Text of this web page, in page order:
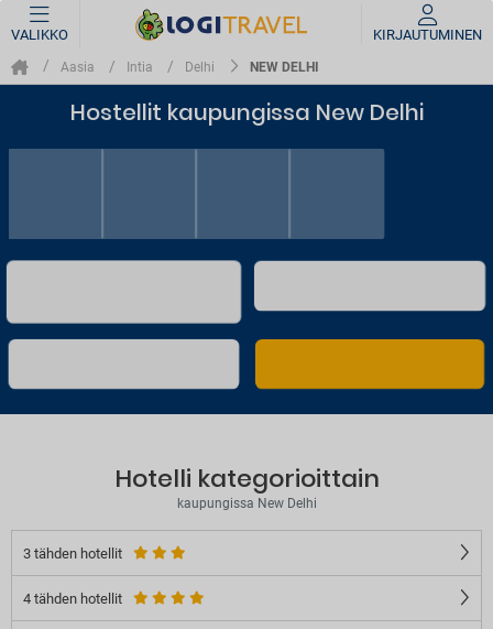
VALIKKO KIRJAUTUMINEN
Aasia Intia Delhi NEW DELHI
Hostellit kaupungissa New Delhi
Hotelli kategorioittain
kaupungissa New Delhi
3 tähden hotellit
4 tähden hotellit